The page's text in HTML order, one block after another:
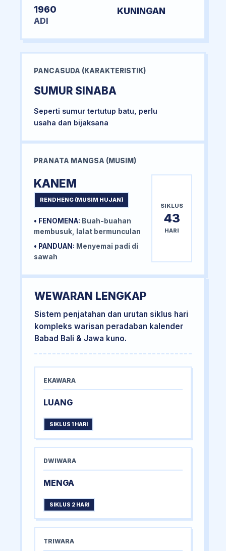
1960
ADI
KUNINGAN
PANCASUDA (KARAKTERISTIK)
SUMUR SINABA
Seperti sumur tertutup batu, perlu
usaha dan bijaksana
PRANATA MANGSA (MUSIM)
KANEM
RENDHENG (MUSIM HUJAN)
• FENOMENA: Buah-buahan
membusuk, lalat bermunculan
• PANDUAN: Menyemai padi di
sawah
SIKLUS
43
HARI
WEWARAN LENGKAP
Sistem penjatahan dan urutan siklus hari
kompleks warisan peradaban kalender
Babad Bali & Jawa kuno.
EKAWARA
LUANG
SIKLUS 1 HARI
DWIWARA
MENGA
SIKLUS 2 HARI
TRIWARA